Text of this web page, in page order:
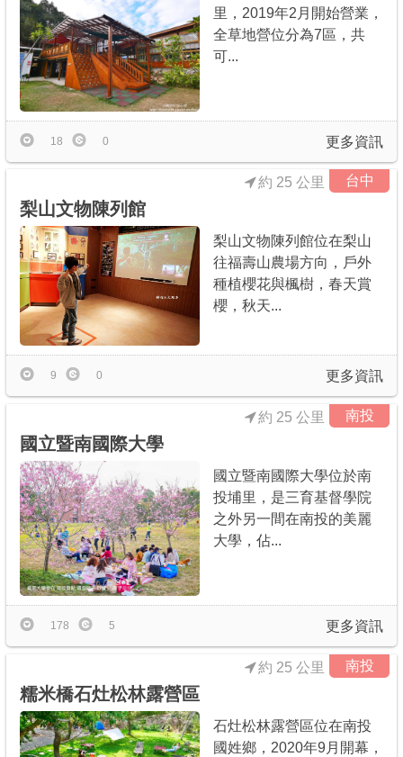
里，2019年2月開始營業，
全草地營位分為7區，共
可...
更多資訊
18 0
台中
梨山文物陳列館
約 25 公里
梨山文物陳列館位在梨山
往福壽山農場方向，戶外
種植櫻花與楓樹，春天賞
櫻，秋天...
更多資訊
9 0
南投
國立暨南國際大學
約 25 公里
國立暨南國際大學位於南
投埔里，是三育基督學院
之外另一間在南投的美麗
大學，佔...
更多資訊
178 5
南投
糯米橋石灶松林露營區
約 25 公里
石灶松林露營區位在南投
國姓鄉，2020年9月開幕，